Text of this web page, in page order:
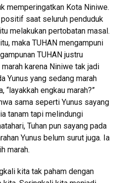
memperingatkan Kota Niniwe.
saat seluruh penduduk
melakukan pertobatan masal.
maka TUHAN mengampuni
TUHAN justru
karena Niniwe tak jadi
Yunus yang sedang marah
“layakkah engkau marah?”
sama seperti Yunus sayang
tanam tapi melindungi
Tuhan pun sayang pada
Yunus belum surut juga. Ia
marah.
kita tak paham dengan